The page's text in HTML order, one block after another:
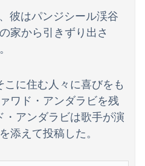
フジテレビが金の卵を産む鶏を自ら絞め殺した模様、社運を賭けたドル箱コンテンツが御蔵入りになってしまい……
彼はパンジシール渓谷
家から引きずり出さ
こに住む人々に喜びをも
ワド・アンダラビを残
・アンダラビは歌手が演
添えて投稿した。